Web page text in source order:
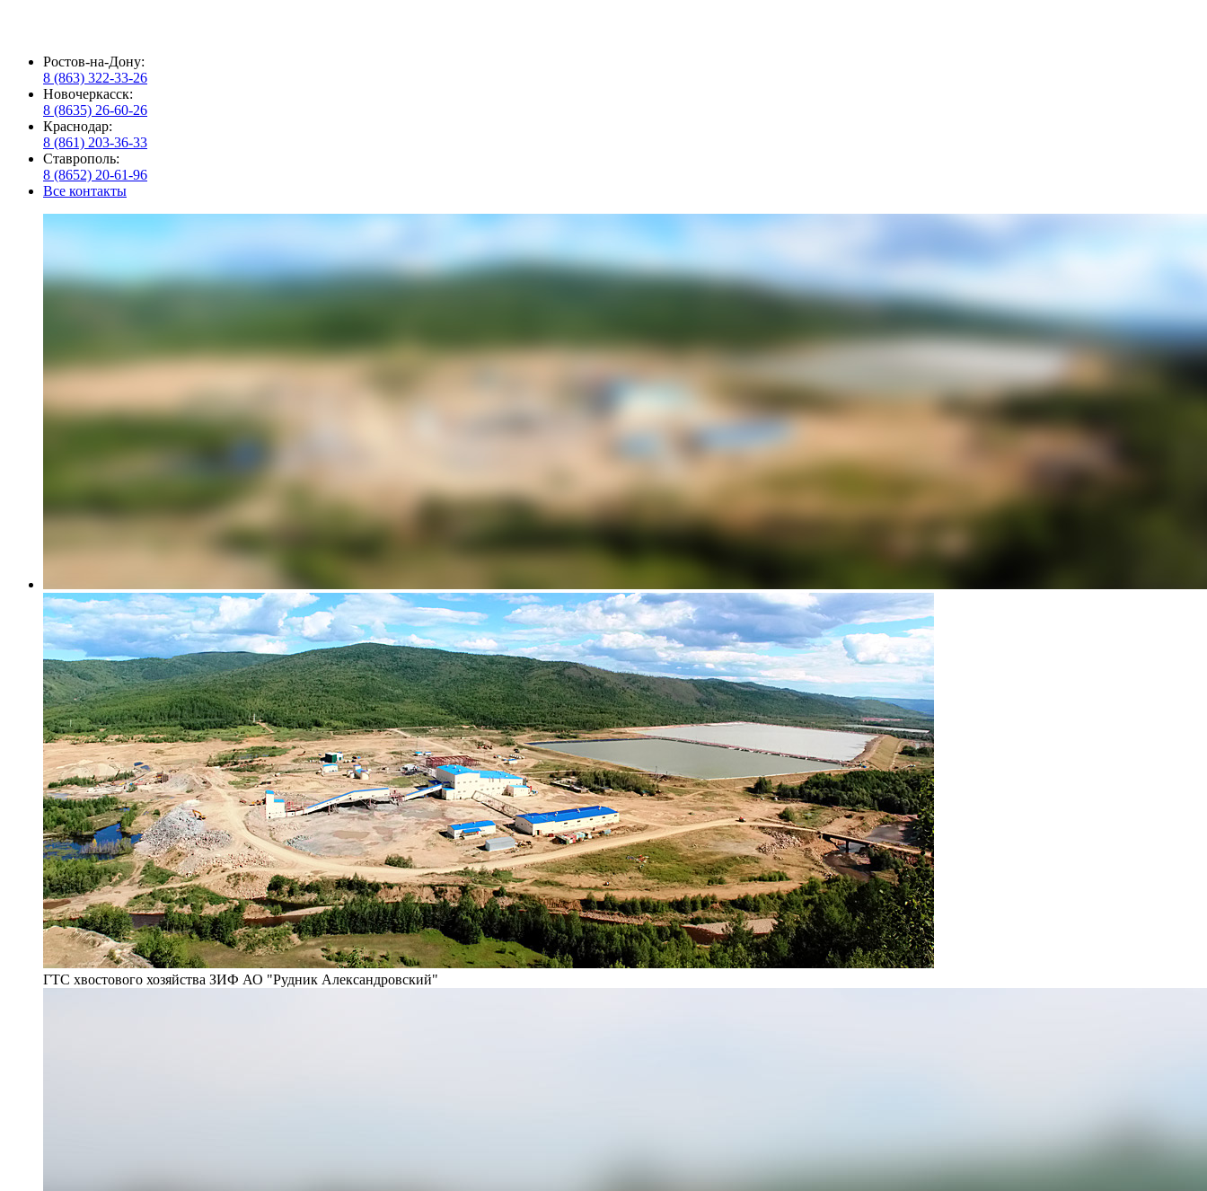
Ростов-на-Дону:
8 (863) 322-33-26
Новочеркасск:
8 (8635) 26-60-26
Краснодар:
8 (861) 203-36-33
Ставрополь:
8 (8652) 20-61-96
Все контакты
ГТС хвостового хозяйства ЗИФ АО "Рудник Александровский"